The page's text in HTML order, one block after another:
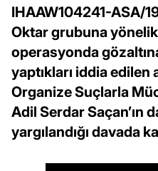
IHAAW104241-ASA/
Oktar grubuna yönelik
operasyonda
yaptıkları iddia edilen
Organize Suçlarla
Adil Serdar Saçan’ın
yargılandığı davada